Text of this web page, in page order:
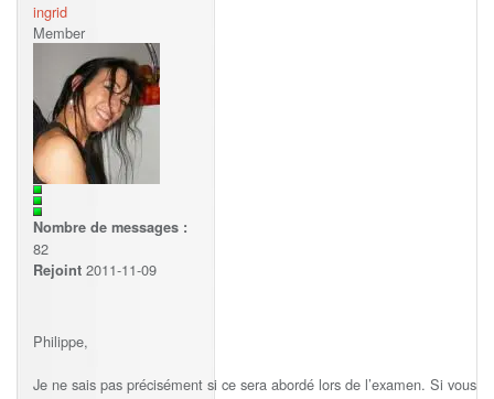
ingrid
Member
Nombre de messages :
82
Rejoint 2011-11-09
Philippe,
Je ne sais pas précisément si ce sera abordé lors de l’examen. Si vous